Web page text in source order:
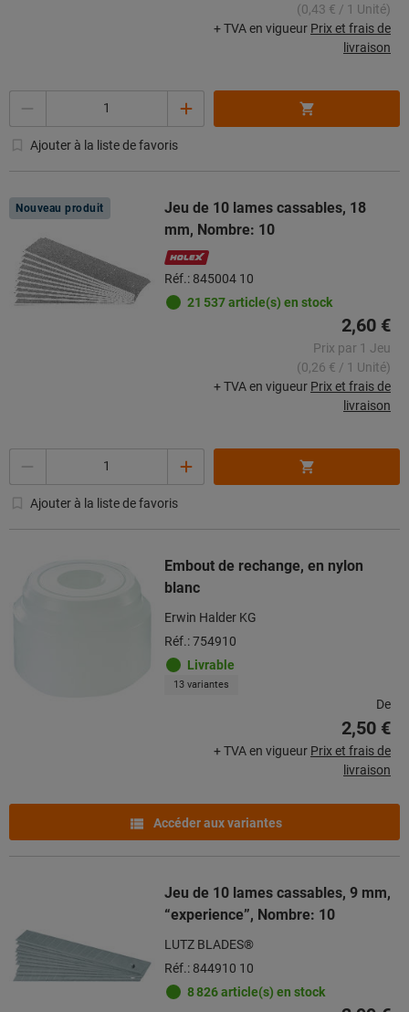
(0,43 € / 1 Unité)
+ TVA en vigueur Prix et frais de
livraison
Ajouter à la liste de favoris
Nouveau produit
Jeu de 10 lames cassables, 18
mm, Nombre: 10
Réf.: 845004 10
21 537 article(s) en stock
2,60 €
Prix par 1 Jeu
(0,26 € / 1 Unité)
+ TVA en vigueur Prix et frais de
livraison
Ajouter à la liste de favoris
Embout de rechange, en nylon
blanc
Erwin Halder KG
Réf.: 754910
Livrable
13 variantes
De
2,50 €
+ TVA en vigueur Prix et frais de
livraison
Accéder aux variantes
Jeu de 10 lames cassables, 9 mm,
“experience”, Nombre: 10
LUTZ BLADES®
Réf.: 844910 10
8 826 article(s) en stock